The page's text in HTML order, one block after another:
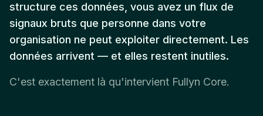
structure ces données, vous avez un flux de
signaux bruts que personne dans votre
organisation ne peut exploiter directement. Les
données arrivent — et elles restent inutiles.
C'est exactement là qu'intervient Fullyn Core.